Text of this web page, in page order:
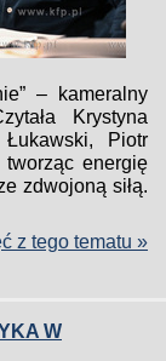
– kameralny
Krystyna
Piotr
energię
zdwojoną siłą.
z tego tematu »
W